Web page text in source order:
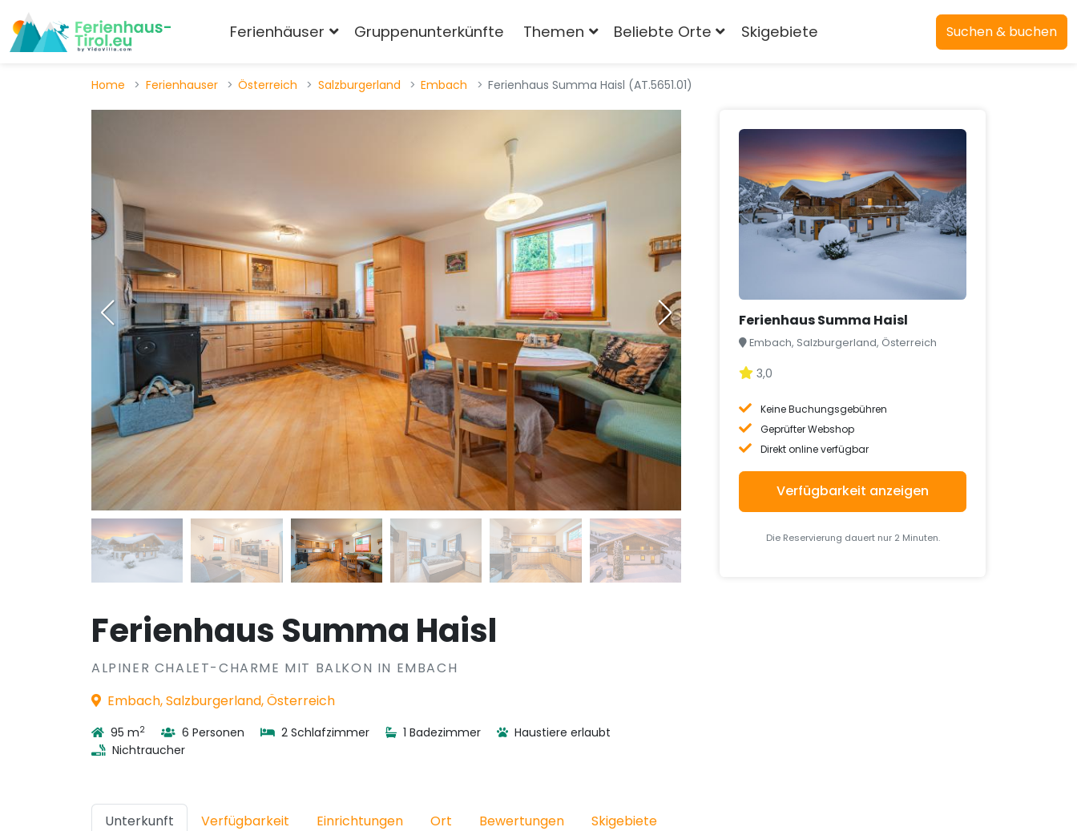
Ferienhäuser Gruppenunterkünfte Themen Beliebte Orte Skigebiete Suchen & buchen
Home Ferienhauser Österreich Salzburgerland Embach Ferienhaus Summa Haisl (AT.5651.01)
Ferienhaus Summa Haisl
ALPINER CHALET-CHARME MIT BALKON IN EMBACH
Embach, Salzburgerland, Österreich
95 m2 6 Personen 2 Schlafzimmer 1 Badezimmer
Haustiere erlaubt
Nichtraucher
Unterkunft Verfügbarkeit Einrichtungen Ort Bewertungen Skigebiete
Ferienhaus Summa Haisl
Embach, Salzburgerland, Österreich
3,0
Keine Buchungsgebühren
Geprüfter Webshop
Direkt online verfügbar
Verfügbarkeit anzeigen
Die Reservierung dauert nur 2 Minuten.